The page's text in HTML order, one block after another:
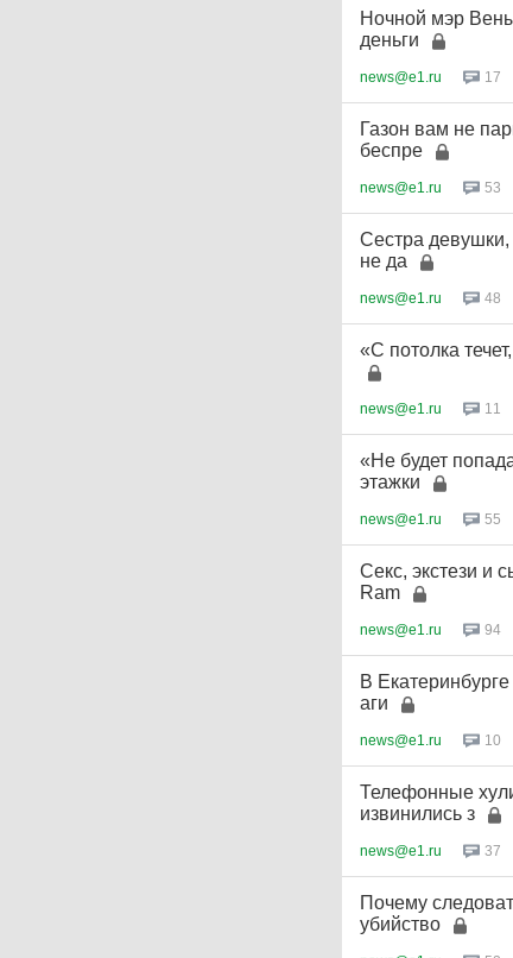
Ночной мэр Вены
деньги
news@e1.ru 17
Газон вам не
беспре
news@e1.ru 53
Сестра
не да
news@e1.ru 48
«С потолка
news@e1.ru 11
«Не будет
этажки
news@e1.ru 55
Секс, экстези и
Ram
news@e1.ru 94
В
аги
news@e1.ru 10
Телефонные
извинились з
news@e1.ru 37
Почему
убийство